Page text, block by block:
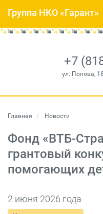
+7
ул. Попова,
Группа НКО «Гарант»
Главная Новости
Фонд «ВТБ-
грантовый
помогающих
2 июня 2026 года